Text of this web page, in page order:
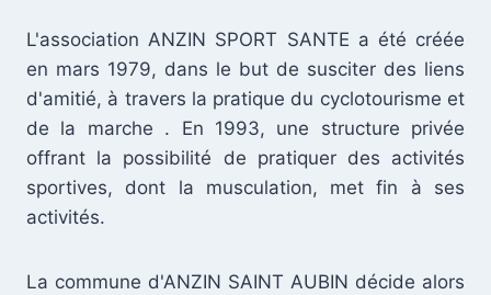
L'association ANZIN SPORT SANTE a été créée
en mars 1979, dans le but de susciter des liens
d'amitié, à travers la pratique du cyclotourisme et
de la marche . En 1993, une structure privée
offrant la possibilité de pratiquer des activités
sportives, dont la musculation, met fin à ses
activités.
La commune d'ANZIN SAINT AUBIN décide alors